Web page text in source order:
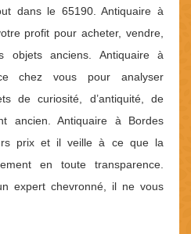
dans le 65190. Antiquaire à
profit pour acheter, vendre,
objets anciens. Antiquaire à
chez vous pour analyser
de curiosité, d’antiquité, de
ancien. Antiquaire à Bordes
prix et il veille à ce que la
en toute transparence.
expert chevronné, il ne vous